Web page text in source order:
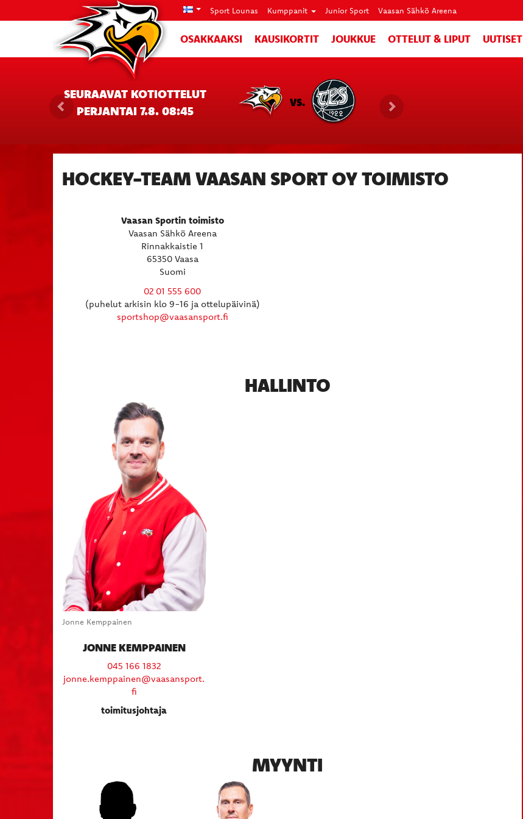
Sport Lounas Kumppanit Junior Sport Vaasan Sähkö Areena
OSAKKAAKSI KAUSIKORTIT JOUKKUE OTTELUT & LIPUT UUTISET
SEURAAVAT KOTIOTTELUT
PERJANTAI 7.8. 08:45
VS.
HOCKEY-TEAM VAASAN SPORT OY TOIMISTO
Vaasan Sportin toimisto
Vaasan Sähkö Areena
​​​​​​​Rinnakkaistie 1
65350 Vaasa
Suomi
02 01 555 600
(puhelut arkisin klo 9-16 ja ottelupäivinä)
sportshop@vaasansport.fi
HALLINTO
Jonne Kemppainen
JONNE KEMPPAINEN
045 166 1832
jonne.kemppainen@vaasansport.
fi
toimitusjohtaja
MYYNTI